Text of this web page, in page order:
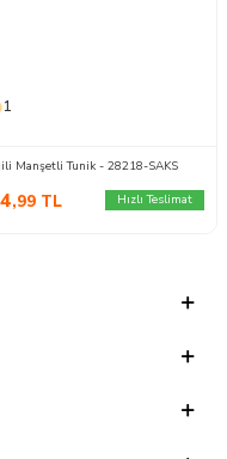
1
Manşetli Tunik - 28218-SAKS
,99 TL Hızlı Teslimat